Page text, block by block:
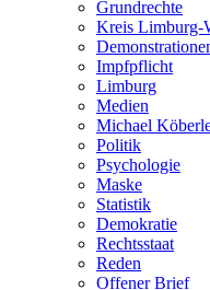
Grundrechte
Kreis Limburg-
Impfpflicht
Limburg
Medien
Michael
Politik
Psychologie
Maske
Statistik
Demokratie
Rechtsstaat
Reden
Offener Brief